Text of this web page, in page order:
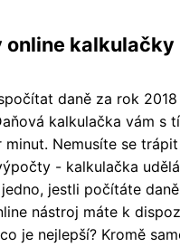
online kalkulačky
daně za rok
kalkulačka vám s
minut. Nemusíte se
- kalkulačka
jestli počítáte
nástroj máte k
je nejlepší? Kromě